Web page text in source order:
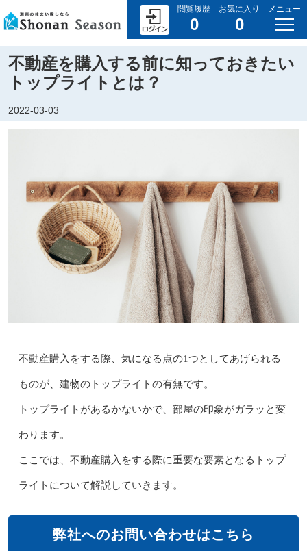
閲覧履歴
0
お気に入り
0
メニュー
不動産を購入する前に知っておきたい
トップライトとは？
2022-03-03
不動産購入をする際、気になる点の1つとしてあげられる
ものが、建物のトップライトの有無です。
トップライトがあるかないかで、部屋の印象がガラッと変
わります。
ここでは、不動産購入をする際に重要な要素となるトップ
ライトについて解説していきます。
弊社へのお問い合わせはこちら